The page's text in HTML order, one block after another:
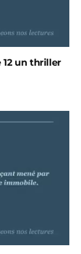
12 un thriller